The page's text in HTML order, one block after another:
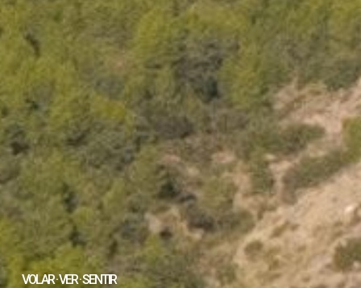
VOLAR · VER · SENTIR